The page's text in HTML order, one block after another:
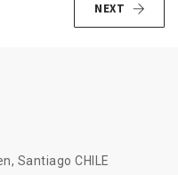
NEXT
Santiago CHILE